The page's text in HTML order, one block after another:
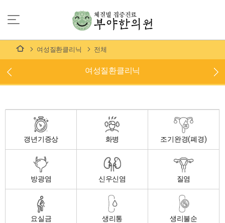
여성질환클리닉 전체
여성질환클리닉
갱년기증상 화병 조기완경(폐경)
방광염 신우신염 질염
요실금 생리통 생리불순